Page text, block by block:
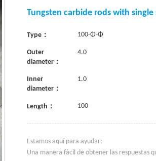
Tungsten carbide rods with
Type： 100-Φ-Φ
Outer
diameter：
4.0
Inner
diameter：
1.0
Length： 100
Estamos aquí para ayudar:
Una manera fácil de obtener las respuestas